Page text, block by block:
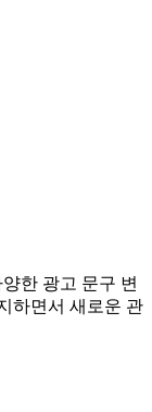
한 광고 문구 변
하면서 새로운 관